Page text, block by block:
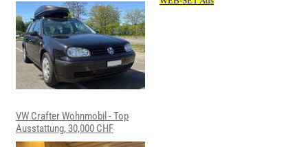
VW Crafter Wohnmobil - Top
Ausstattung, 30,000 CHF